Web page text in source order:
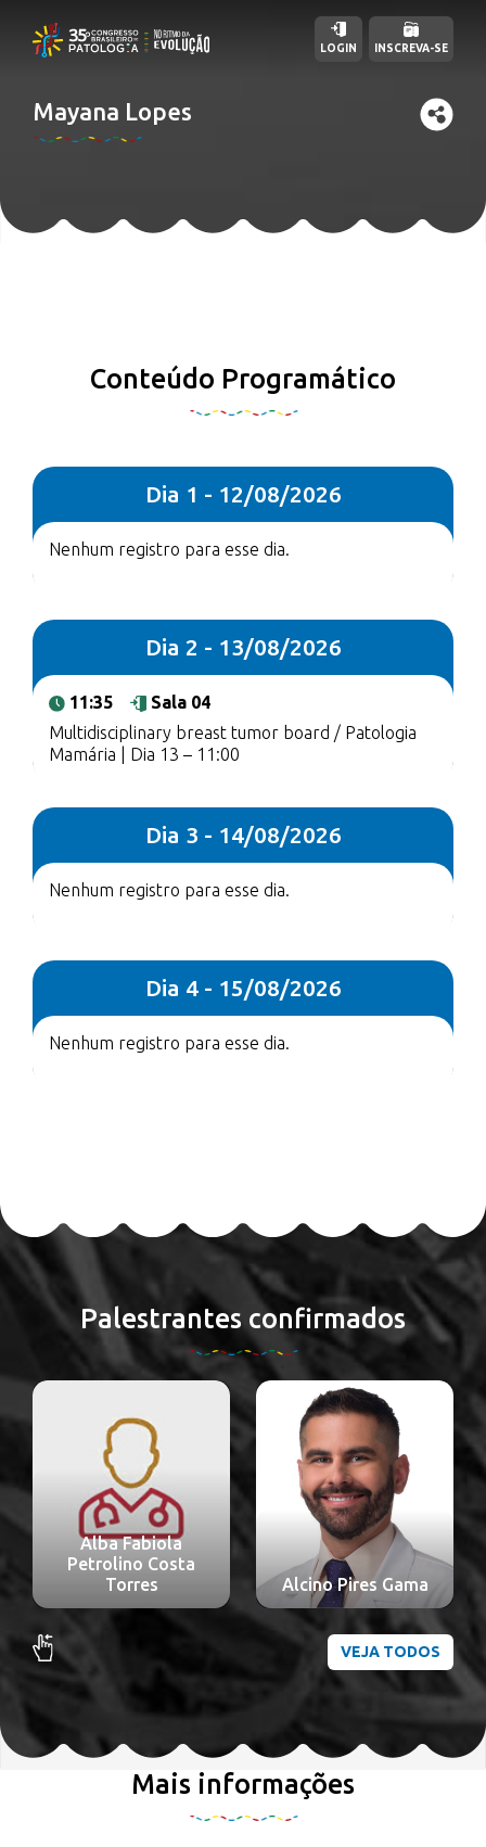
Mayana Lopes
LOGIN INSCREVA-SE
Conteúdo Programático
Dia 1 - 12/08/2026
Nenhum registro para esse dia.
Dia 2 - 13/08/2026
11:35
Sala 04
Multidisciplinary breast tumor board / Patologia
Mamária | Dia 13 – 11:00
Dia 3 - 14/08/2026
Nenhum registro para esse dia.
Dia 4 - 15/08/2026
Nenhum registro para esse dia.
Palestrantes confirmados
Alba Fabiola
Petrolino Costa
Torres
Alcino Pires Gama
VEJA TODOS
Mais informações